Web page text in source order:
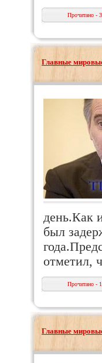
Прочитано -
Главные
день.Как
был
отметил,
Прочитано -
Главные